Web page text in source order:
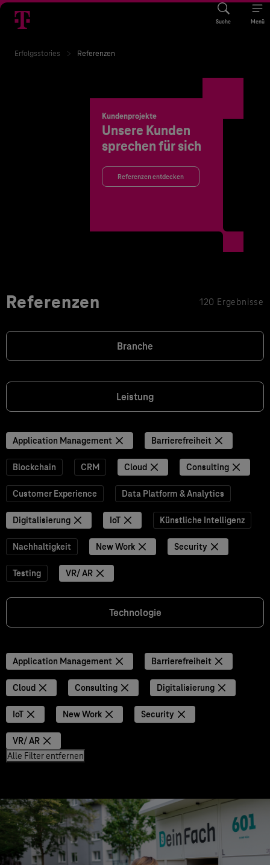
Suche Menü
Erfolgsstories Referenzen
Kundenprojekte
Unsere Kunden
sprechen für sich
Referenzen entdecken
Referenzen 120 Ergebnisse
Branche
Leistung
Application Management Barrierefreiheit
Blockchain CRM Cloud Consulting
Customer Experience Data Platform & Analytics
Digitalisierung IoT Künstliche Intelligenz
Nachhaltigkeit New Work Security
Testing VR/ AR
Technologie
Application Management Barrierefreiheit
Cloud Consulting Digitalisierung
IoT New Work Security
VR/ AR
Alle Filter entfernen